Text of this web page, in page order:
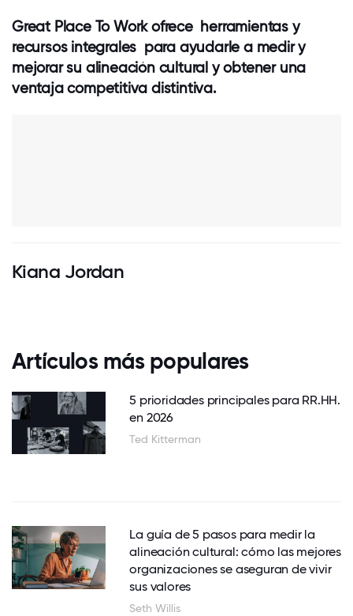
Great Place To Work ofrece herramientas y
recursos integrales para ayudarle a medir y
mejorar su alineación cultural y obtener una
ventaja competitiva distintiva.
Kiana Jordan
Artículos más populares
5 prioridades principales para RR.HH.
en 2026
Ted Kitterman
La guía de 5 pasos para medir la
alineación cultural: cómo las mejores
organizaciones se aseguran de vivir
sus valores
Seth Willis